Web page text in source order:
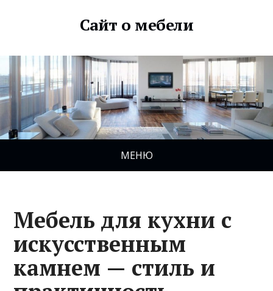
Сайт о мебели
МЕНЮ
Мебель для кухни с
искусственным
камнем — стиль и